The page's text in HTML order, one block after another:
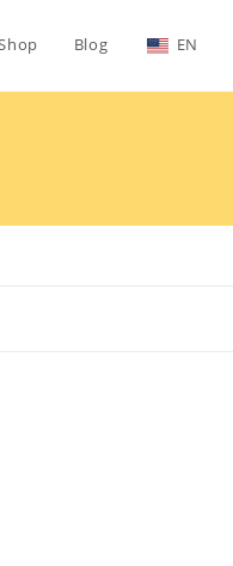
Blog EN